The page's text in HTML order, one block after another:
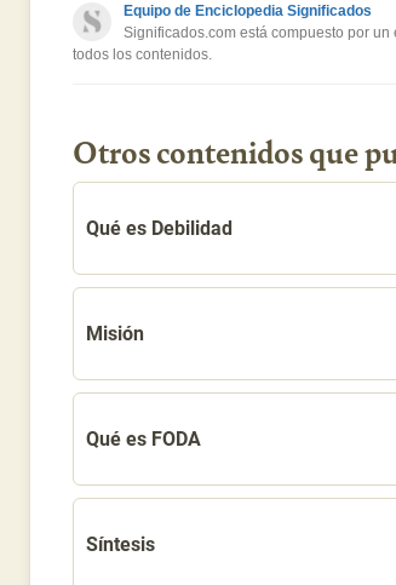
Este contenido no tiene la
Otro
Equipo de Enciclopedia Significados
Significados.com está compuesto por
todos los contenidos.
Otros contenidos que
Qué es Debilidad
Misión
Qué es FODA
Síntesis